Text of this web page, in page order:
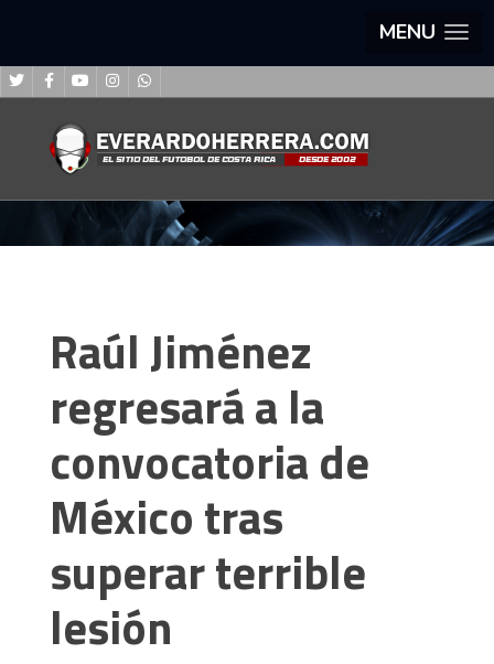
MENU
Raúl Jiménez
regresará a la
convocatoria de
México tras
superar terrible
lesión